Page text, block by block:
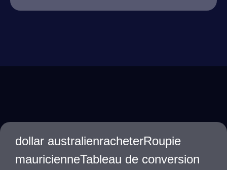
dollar australienracheterRoupie
mauricienneTableau de conversion